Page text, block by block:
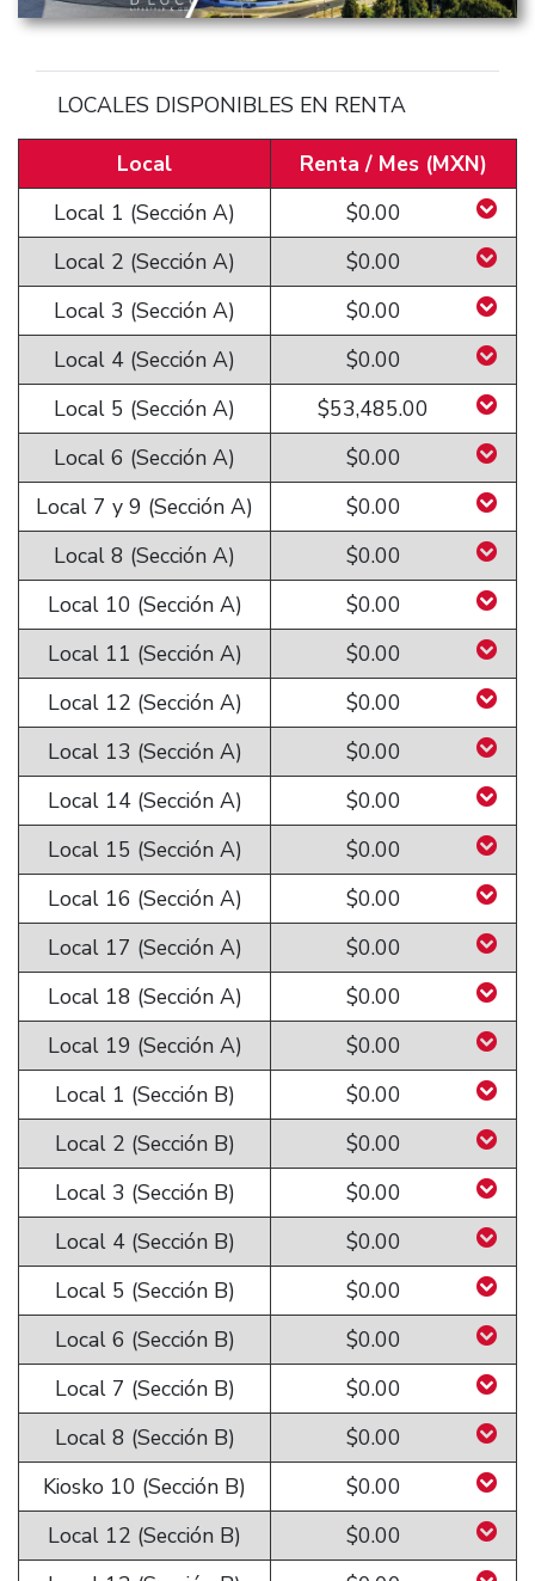
LOCALES DISPONIBLES EN RENTA
Local
Renta / Mes (MXN)
Local 1 (Sección A)
$0.00
Local 2 (Sección A)
$0.00
Local 3 (Sección A)
$0.00
Local 4 (Sección A)
$0.00
Local 5 (Sección A)
$53,485.00
Local 6 (Sección A)
$0.00
Local 7 y 9 (Sección A)
$0.00
Local 8 (Sección A)
$0.00
Local 10 (Sección A)
$0.00
Local 11 (Sección A)
$0.00
Local 12 (Sección A)
$0.00
Local 13 (Sección A)
$0.00
Local 14 (Sección A)
$0.00
Local 15 (Sección A)
$0.00
Local 16 (Sección A)
$0.00
Local 17 (Sección A)
$0.00
Local 18 (Sección A)
$0.00
Local 19 (Sección A)
$0.00
Local 1 (Sección B)
$0.00
Local 2 (Sección B)
$0.00
Local 3 (Sección B)
$0.00
Local 4 (Sección B)
$0.00
Local 5 (Sección B)
$0.00
Local 6 (Sección B)
$0.00
Local 7 (Sección B)
$0.00
Local 8 (Sección B)
$0.00
Kiosko 10 (Sección B)
$0.00
Local 12 (Sección B)
$0.00